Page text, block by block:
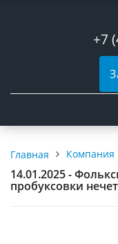
+7
Главная Компания
14.01.2025 -
пробуксовки